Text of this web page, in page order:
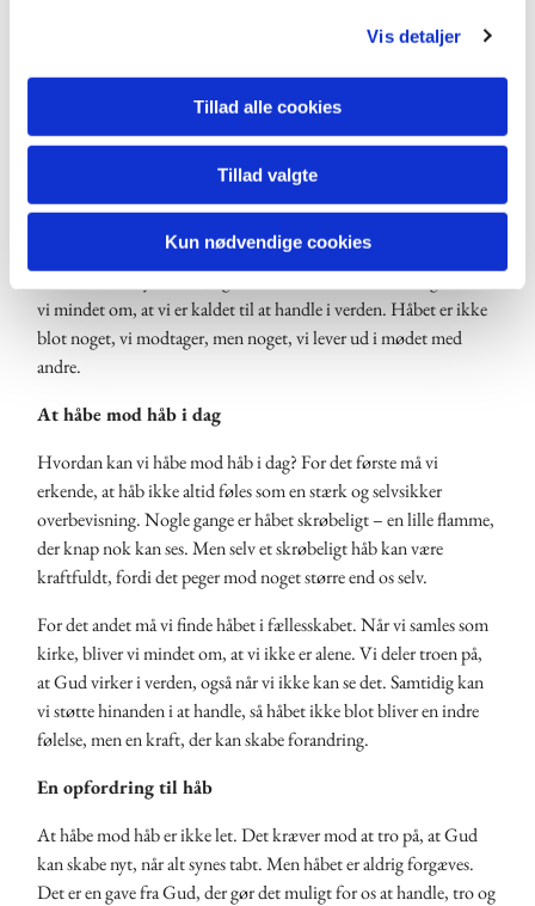
Vis detaljer
Tillad alle cookies
Tillad valgte
Kun nødvendige cookies
men et fællesskab af mennesker, der deler troen på, at Gud kan
skabe nyt. Her mødes vi for at minde hinanden om, at vi ikke står
alene med vores bekymringer.
salmesang og forkyndelse får vi mulighed for at løfte vores blik
fra det, der bekymrer os, og rette det mod Gud. Samtidig bliver
vi mindet om, at vi er kaldet til at handle i verden. Håbet er ikke
blot noget, vi modtager, men noget, vi lever ud i mødet med
andre.
At håbe mod håb i dag
Hvordan kan vi håbe mod håb i dag? For det første må vi
erkende, at håb ikke altid føles som en stærk og selvsikker
overbevisning. Nogle gange er håbet skrøbeligt – en lille flamme,
der knap nok kan ses. Men selv et skrøbeligt håb kan være
kraftfuldt, fordi det peger mod noget større end os selv.
For det andet må vi finde håbet i fællesskabet. Når vi samles som
kirke, bliver vi mindet om, at vi ikke er alene. Vi deler troen på,
at Gud virker i verden, også når vi ikke kan se det. Samtidig kan
vi støtte hinanden i at handle, så håbet ikke blot bliver en indre
følelse, men en kraft, der kan skabe forandring.
En opfordring til håb
At håbe mod håb er ikke let. Det kræver mod at tro på, at Gud
kan skabe nyt, når alt synes tabt. Men håbet er aldrig forgæves.
Det er en gave fra Gud, der gør det muligt for os at handle, tro og